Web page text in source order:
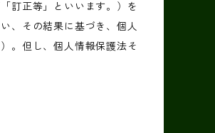
訂正等」といいます。）を
、その結果に基づき、個人
。但し、個人情報保護法そ